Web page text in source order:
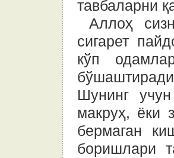
тавбаларни
Аллоҳ
сигарет
кўп
Шунинг
макруҳ, ёки
бермаган
боришлари